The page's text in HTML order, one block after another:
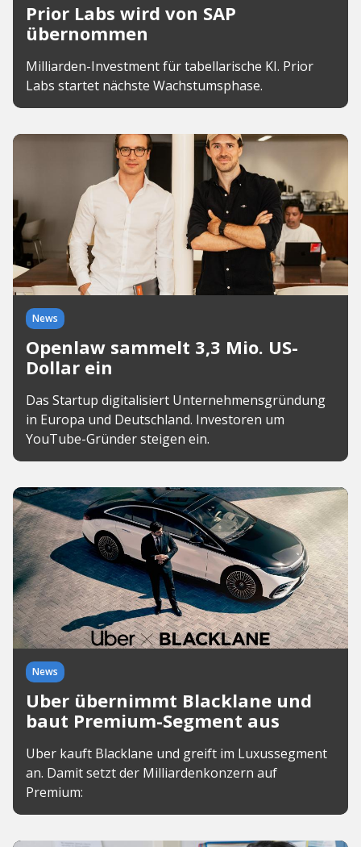
Prior Labs wird von SAP
übernommen
Milliarden-Investment für tabellarische KI. Prior
Labs startet nächste Wachstumsphase.
News
Openlaw sammelt 3,3 Mio. US-
Dollar ein
Das Startup digitalisiert Unternehmensgründung
in Europa und Deutschland. Investoren um
YouTube-Gründer steigen ein.
News
Uber übernimmt Blacklane und
baut Premium-Segment aus
Uber kauft Blacklane und greift im Luxussegment
an. Damit setzt der Milliardenkonzern auf
Premium: